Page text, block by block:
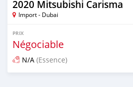
2020 Mitsubishi Carisma
Import - Dubai
PRIX
Négociable
N/A (Essence)